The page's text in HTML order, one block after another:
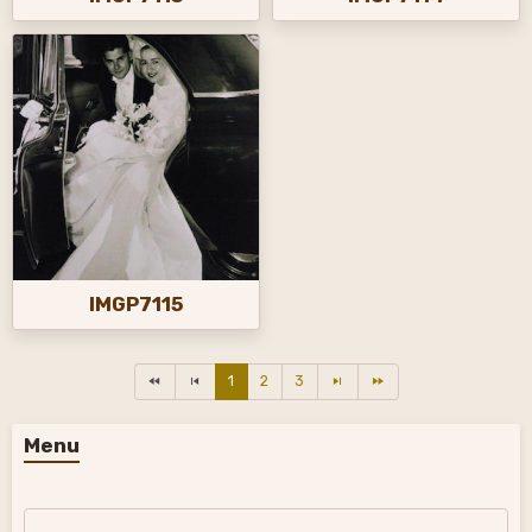
IMGP7115
1 2 3
Menu